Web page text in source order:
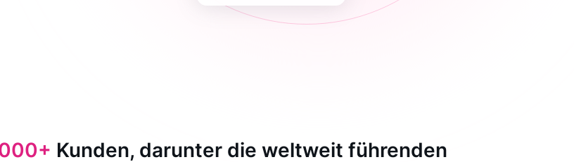
Kunden, darunter die weltweit führenden